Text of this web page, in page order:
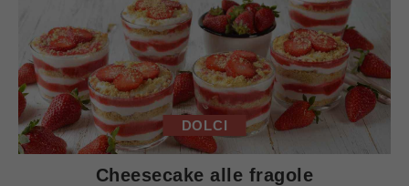
DOLCI
Cheesecake alle fragole